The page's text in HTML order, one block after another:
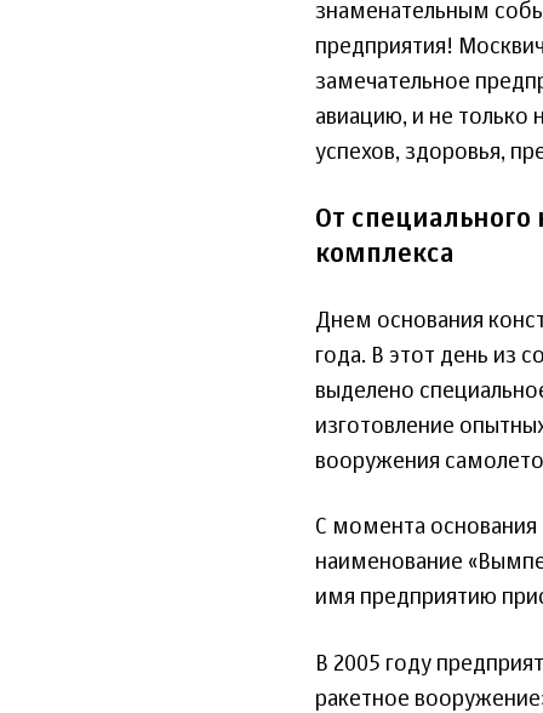
знаменательным
предприятия!
замечательное
авиацию, и не только
успехов, здоровья,
От
комплекса
Днем основания
года. В этот день из
выделено
изготовление
вооружения
С момента основания
наименование
имя предприятию
В 2005 году
ракетное